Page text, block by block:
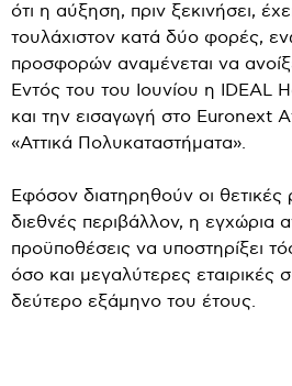
ότι η αύξηση, πριν ξεκινήσει,
τουλάχιστον κατά δύο φορές,
προσφορών αναμένεται να
Εντός του του Ιουνίου η IDEAL
και την εισαγωγή στο Euronext
«Αττικά Πολυκαταστήματα».
Εφόσον διατηρηθούν οι θετικές
διεθνές περιβάλλον, η εγχώρια
προϋποθέσεις να υποστηρίξει
όσο και μεγαλύτερες εταιρικές
δεύτερο εξάμηνο του έτους.